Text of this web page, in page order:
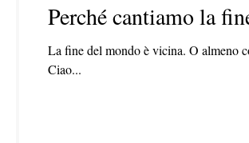
Perché cantiamo la
La fine del mondo è vicina. O almeno
Ciao...